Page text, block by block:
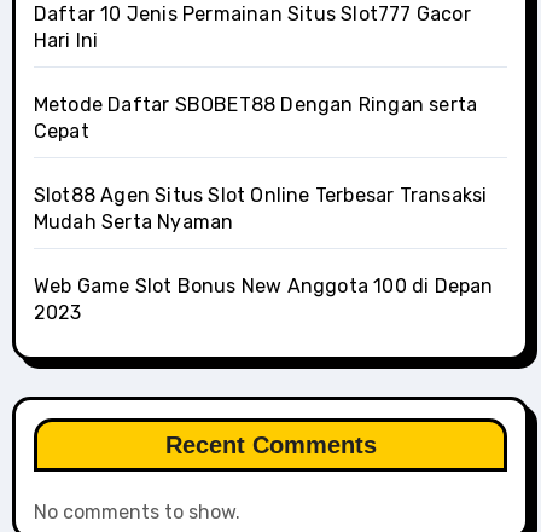
Daftar 10 Jenis Permainan Situs Slot777 Gacor
Hari Ini
Metode Daftar SBOBET88 Dengan Ringan serta
Cepat
Slot88 Agen Situs Slot Online Terbesar Transaksi
Mudah Serta Nyaman
Web Game Slot Bonus New Anggota 100 di Depan
2023
Recent Comments
No comments to show.